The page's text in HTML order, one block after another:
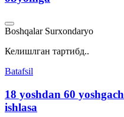
Boshqalar Surxondaryo
Келишлган тартибд..
Batafsil
18 yoshdan 60
ishlasa